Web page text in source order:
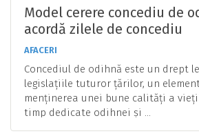
Model cerere concediu de
acordă zilele de concediu
AFACERI
Concediul de odihnă este un drept
legislațiile tuturor țărilor, un
menținerea unei bune calități a
timp dedicate odihnei și ...